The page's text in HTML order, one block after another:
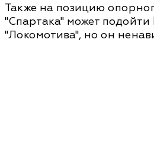
Также на позицию
"Спартака" может
"Локомотива", но он